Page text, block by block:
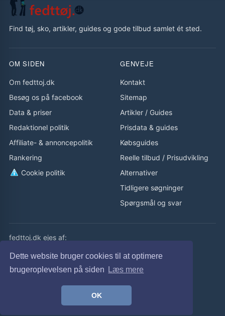
Dette website bruger cookies til at optimere
brugeroplevelsen på siden
Læs mere
OK
Find tøj, sko, artikler, guides og gode tilbud samlet ét sted.
OM SIDEN
Om fedttoj.dk
Besøg os på facebook
Data & priser
Redaktionel politik
Affiliate- & annoncepolitik
Rankering
Cookie politik
GENVEJE
Kontakt
Sitemap
Artikler / Guides
Prisdata & guides
Købsguides
Reelle tilbud / Prisudvikling
Alternativer
Tidligere søgninger
Spørgsmål og svar
fedttoj.dk ejes af:
eLaursen ApS
Cvr: 32308929